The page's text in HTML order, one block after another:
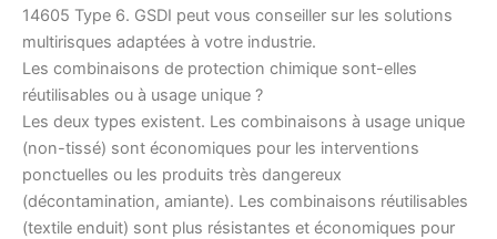
14605 Type 6. GSDI peut vous conseiller sur les solutions
multirisques adaptées à votre industrie.
Les combinaisons de protection chimique sont-elles
réutilisables ou à usage unique ?
Les deux types existent. Les combinaisons à usage unique
(non-tissé) sont économiques pour les interventions
ponctuelles ou les produits très dangereux
(décontamination, amiante). Les combinaisons réutilisables
(textile enduit) sont plus résistantes et économiques pour